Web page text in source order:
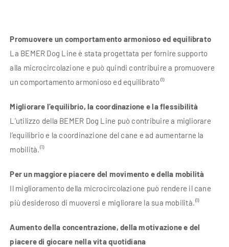
Promuovere un comportamento armonioso ed equilibrato
La BEMER Dog Line è stata progettata per fornire supporto
alla microcircolazione e può quindi contribuire a promuovere
un comportamento armonioso ed equilibrato⁽¹⁾
Migliorare l’equilibrio, la coordinazione e la flessibilità
L’utilizzo della BEMER Dog Line può contribuire a migliorare
l’equilibrio e la coordinazione del cane e ad aumentarne la
mobilità.⁽¹⁾
Per un maggiore piacere del movimento e della mobilità
Il miglioramento della microcircolazione può rendere il cane
più desideroso di muoversi e migliorare la sua mobilità.⁽¹⁾
Aumento della concentrazione, della motivazione e del
piacere di giocare nella vita quotidiana